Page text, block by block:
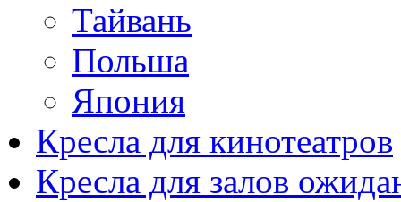
Тайвань
Польша
Япония
Кресла для кинотеатров
Кресла для залов